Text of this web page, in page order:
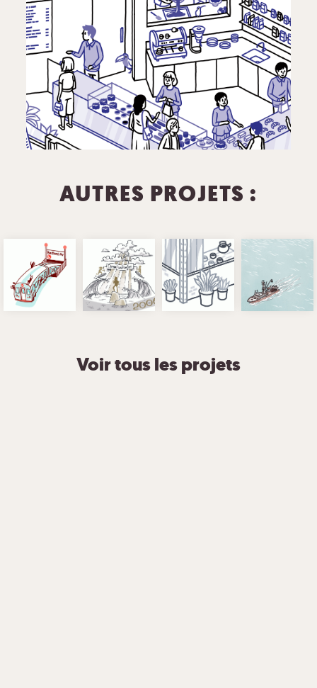
AUTRES PROJETS :
Voir tous les projets